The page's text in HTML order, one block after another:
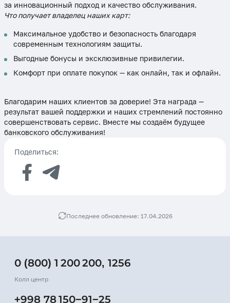
за инновационный подход и качество обслуживания.
Что получает владелец наших карт:
Максимальное удобство и безопасность благодаря
современным технологиям защиты.
Выгодные бонусы и эксклюзивные привилегии.
Комфорт при оплате покупок — как онлайн, так и офлайн.
Благодарим наших клиентов за доверие! Эта награда —
результат вашей поддержки и наших стремлений постоянно
совершенствовать сервис. Вместе мы создаём будущее
банковского обслуживания!
Поделиться:
Последнее обновление: 17.04.2026
0 (800) 1 200 200, 1256
Колл центр
+998 78 150−91−25